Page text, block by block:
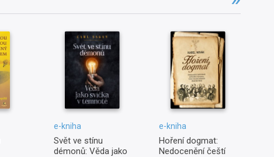
e-kniha
Svět ve stínu
démonů: Věda jako
e-kniha
Hoření dogmat:
Nedocenění čeští